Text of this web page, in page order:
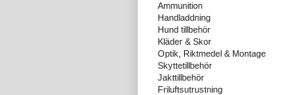
Ammunition
Handladdning
Hund tillbehör
Kläder & Skor
Optik, Riktmedel & Montage
Skyttetillbehör
Jakttillbehör
Friluftsutrustning